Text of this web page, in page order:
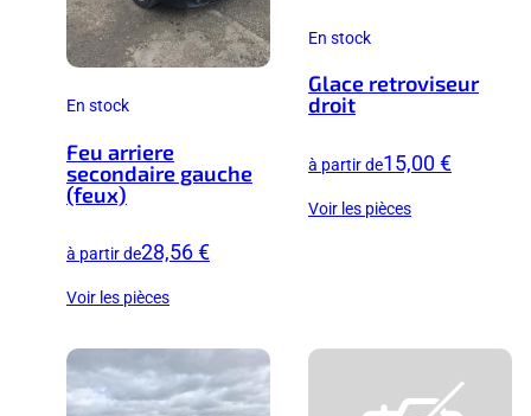
En stock
Feu arriere
secondaire gauche
(feux)
à partir de28,56 €
Voir les pièces
En stock
Glace retroviseur
droit
à partir de15,00 €
Voir les pièces